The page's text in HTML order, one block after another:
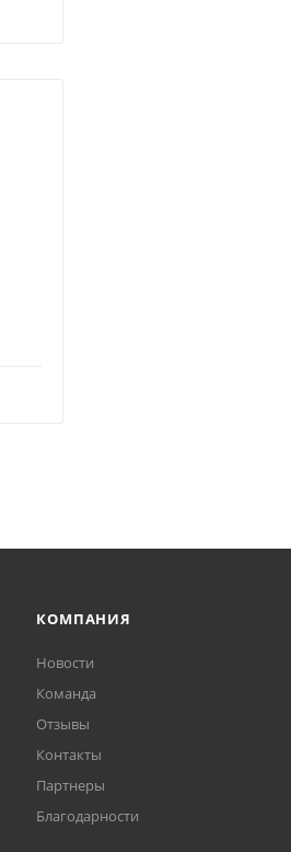
КОМПАНИЯ
Новости
Команда
Отзывы
Контакты
Партнеры
Благодарности